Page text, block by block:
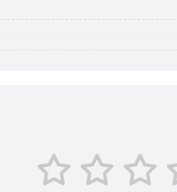
обработки критически
доступа;